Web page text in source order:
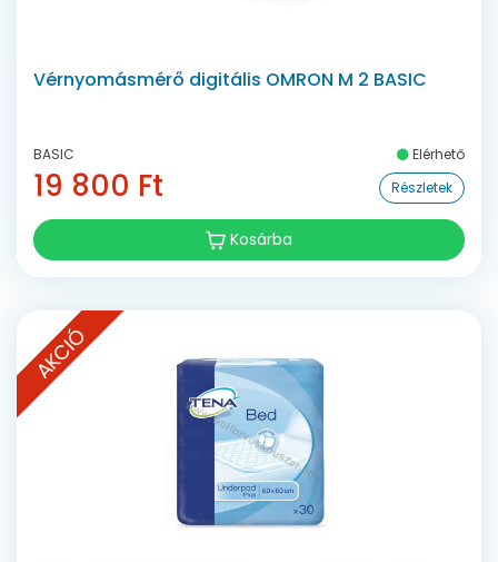
Vérnyomásmérő digitális OMRON M 2 BASIC
BASIC Elérhető
19 800 Ft Részletek
Kosárba
AKCIÓ